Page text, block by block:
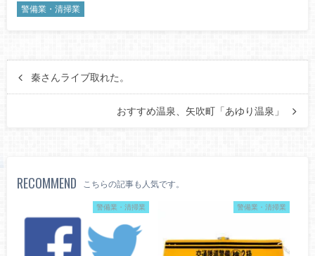
警備業・清掃業
秦さんライブ取れた。
おすすめ温泉、矢吹町「あゆり温泉」
RECOMMEND こちらの記事も人気です。
警備業・清掃業 警備業・清掃業